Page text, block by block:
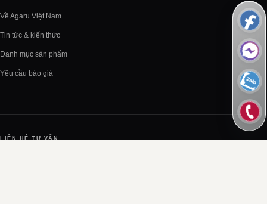
Về Agaru Việt Nam
Tin tức & kiến thức
Danh mục sản phẩm
Yêu cầu báo giá
LIÊN HỆ TƯ VẤN